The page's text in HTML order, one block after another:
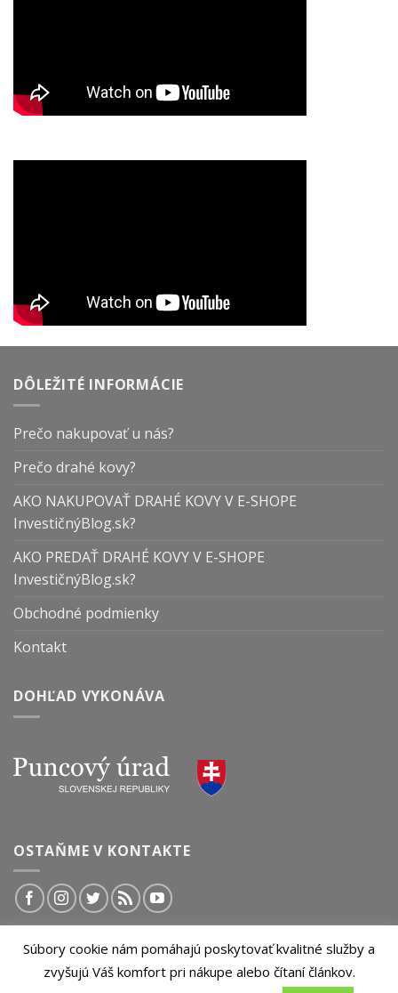
DÔLEŽITÉ INFORMÁCIE
Prečo nakupovať u nás?
Prečo drahé kovy?
AKO NAKUPOVAŤ DRAHÉ KOVY V E-SHOPE
InvestičnýBlog.sk?
AKO PREDAŤ DRAHÉ KOVY V E-SHOPE
InvestičnýBlog.sk?
Obchodné podmienky
Kontakt
DOHĽAD VYKONÁVA
OSTAŇME V KONTAKTE
© 2026 InvestičnýBlog.sk | Všetky práva vyhradené.
Akékoľvek kopírovanie obsahu tejto stránky je bez
Súbory cookie nám pomáhajú poskytovať kvalitné služby a
zvyšujú Váš komfort pri nákupe alebo čítaní článkov.